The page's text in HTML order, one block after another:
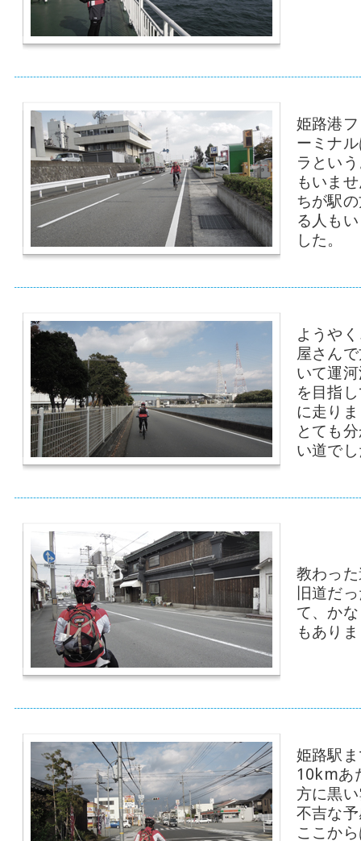
姫路港
ーミナ
ラとい
もいま
ちが駅
る人も
した。
ようや
屋さん
いて運
を目指
に走り
とても
い道で
教わっ
旧道だ
て、か
もあり
姫路駅
10kmあ
方に黒
不吉な
ここか